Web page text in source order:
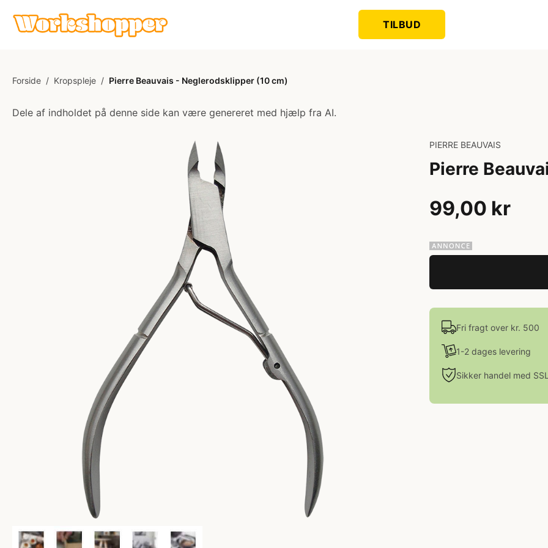
TILBUD
Forside / Kropspleje / Pierre Beauvais - Neglerodsklipper (10 cm)
Dele af indholdet på denne side kan være genereret med hjælp fra AI.
PIERRE BEAUVAIS
Pierre
99,00 kr
Fri fragt over kr. 500
1-2 dages levering
Sikker handel med